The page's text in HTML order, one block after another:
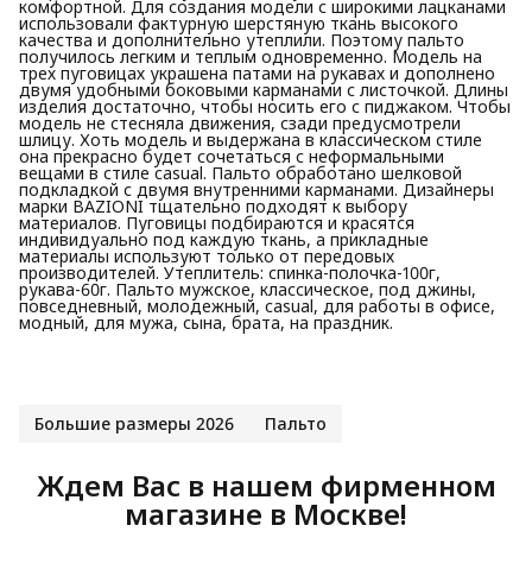
комфортной. Для создания модели с широкими лацканами
использовали фактурную шерстяную ткань высокого
качества и дополнительно утеплили. Поэтому пальто
получилось легким и теплым одновременно. Модель на
трех пуговицах украшена патами на рукавах и дополнено
двумя удобными боковыми карманами с листочкой. Длины
изделия достаточно, чтобы носить его с пиджаком. Чтобы
модель не стесняла движения, сзади предусмотрели
шлицу. Хоть модель и выдержана в классическом стиле
она прекрасно будет сочетаться с неформальными
вещами в стиле casual. Пальто обработано шелковой
подкладкой с двумя внутренними карманами. Дизайнеры
марки BAZIONI тщательно подходят к выбору
материалов. Пуговицы подбираются и красятся
индивидуально под каждую ткань, а прикладные
материалы используют только от передовых
производителей. Утеплитель: спинка-полочка-100г,
рукава-60г. Пальто мужское, классическое, под джины,
повседневный, молодежный, casual, для работы в офисе,
модный, для мужа, сына, брата, на праздник.
Большие размеры 2026 Пальто
Ждем Вас в нашем фирменном
магазине в Москве!